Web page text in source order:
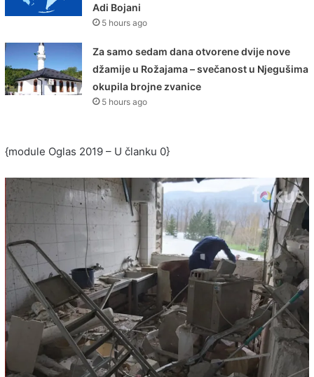
Adi Bojani
5 hours ago
Za samo sedam dana otvorene dvije nove
džamije u Rožajama – svečanost u Njegušima
okupila brojne zvanice
5 hours ago
{module Oglas 2019 – U članku 0}